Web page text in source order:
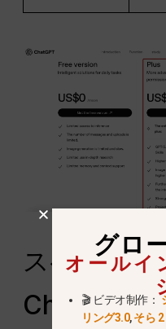
スペイン
ChatGPT
グロ
オールイ
🎬 ビデオ制作：
リング3.0,そら 2